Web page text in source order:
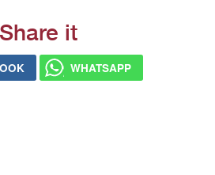
Share it
WHATSAPP